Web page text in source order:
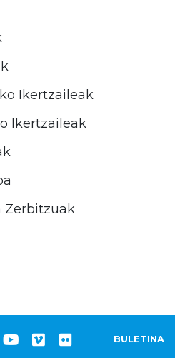
Ikertzaileak
Ikertzaileak
Zerbitzuak
BULETINA